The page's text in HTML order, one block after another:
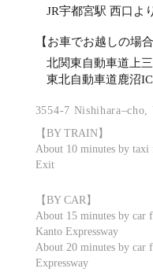
JR宇都宮駅 西口よ
【お車でお越しの場合
北関東自動車道上
東北自動車道鹿沼
3554-7
【BY TRAIN】
About 10 minutes by taxi
Exit
【BY CAR】
About 15 minutes by car
Kanto Expressway
About 20 minutes by car
Expressway